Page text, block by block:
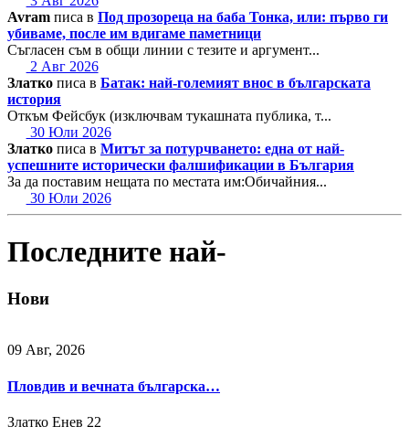
Avram писа в Под прозореца на баба Тонка, или: първо ги
убиваме, после им вдигаме паметници
Съгласен съм в общи линии с тезите и аргумент...
2 Авг 2026
Златко писа в Батак: най-големият внос в българската
история
Откъм Фейсбук (изключвам тукашната публика, т...
30 Юли 2026
Златко писа в Митът за потурчването: една от най-
успешните исторически фалшификации в България
За да поставим нещата по местата им:Обичайния...
30 Юли 2026
Последните най-
Нови
09 Авг, 2026
Пловдив и вечната българска…
Златко Енев 22